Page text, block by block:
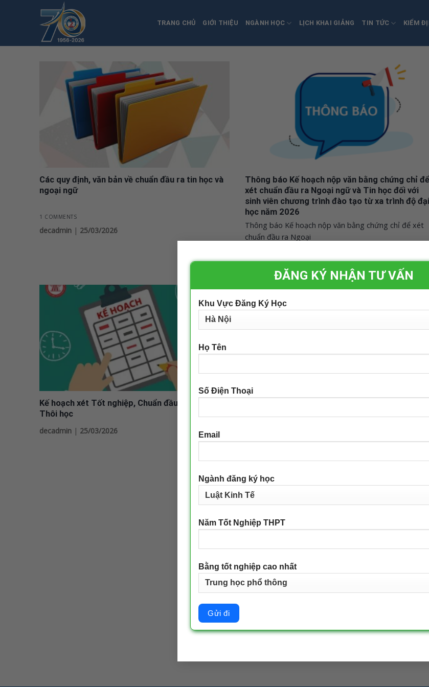
ĐĂNG KÝ NHẬN TƯ VẤN
Khu Vực Đăng Ký Học
Họ Tên
Số Điện Thoại
Email
Ngành đăng ký học
Năm Tốt Nghiệp THPT
Bằng tốt nghiệp cao nhất
TRANG CHỦ GIỚI THIỆU NGÀNH HỌC LỊCH KHAI GIẢNG TIN TỨC KIỂM
Các quy định, văn bản về chuẩn đầu ra tin học và
ngoại ngữ
1 COMMENTS
decadmin | 25/03/2026
Thông báo Kế hoạch nộp văn bằng chứng chỉ để
xét chuẩn đầu ra Ngoại ngữ và Tin học đối với
sinh viên chương trình đào tạo từ xa trình độ đại
học năm 2026
Thông báo Kế hoạch nộp văn bằng chứng chỉ để xét
chuẩn đầu ra Ngoại
Kế hoạch xét Tốt nghiệp, Chuẩn đầu ra, Cảnh báo
Thôi học
decadmin | 25/03/2026